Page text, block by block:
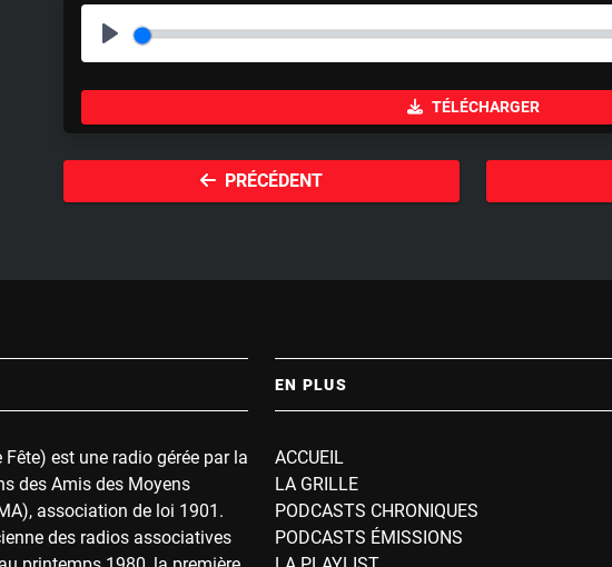
P
l
TÉLÉCHARGER
PRÉCÉDENT
Fête) est une radio gérée par la
des Amis des Moyens
association de loi 1901.
des radios associatives
EN PLUS
ACCUEIL
LA GRILLE
PODCASTS CHRONIQUES
PODCASTS ÉMISSIONS